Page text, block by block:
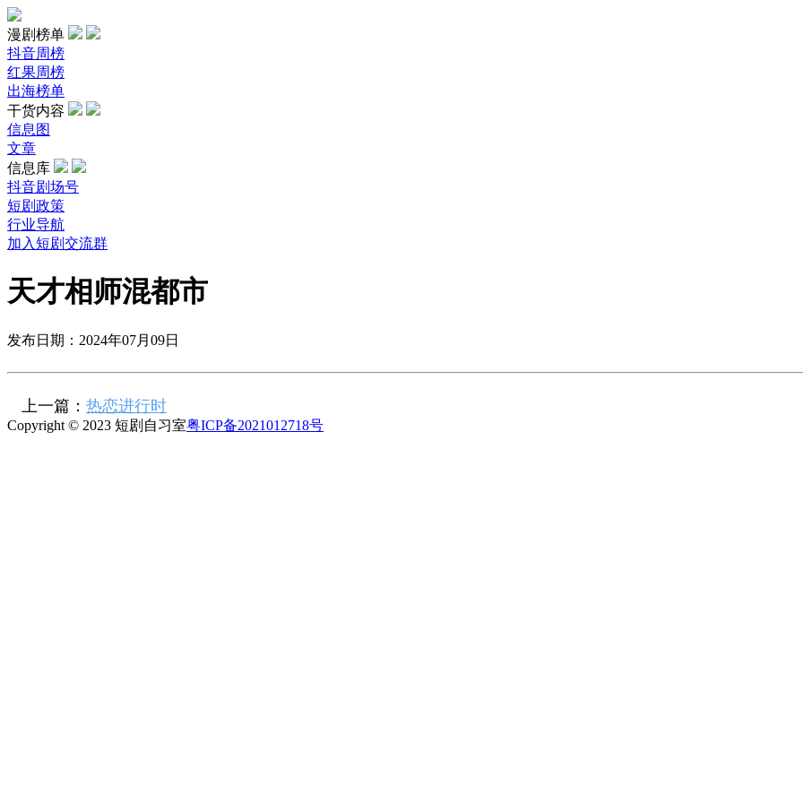
漫剧榜单
抖音周榜
红果周榜
出海榜单
干货内容
信息图
文章
信息库
抖音剧场号
短剧政策
行业导航
加入短剧交流群
天才相师混都市
发布日期：2024年07月09日
上一篇： 热恋进行时
Copyright © 2023 短剧自习室粤ICP备2021012718号